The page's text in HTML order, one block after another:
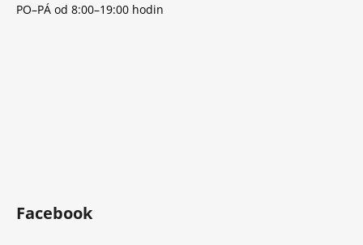
PO–PÁ od 8:00–19:00 hodin
Facebook